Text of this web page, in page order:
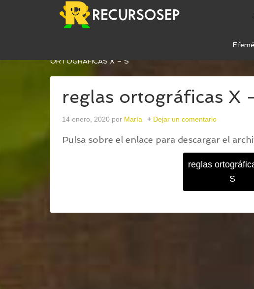
CUADERNILLO DE
ORTOGRÁFICAS X – S
reglas ortográficas X
14 enero, 2020 por María Dejar un comentario
Pulsa sobre el enlace para descargar el
reglas
S